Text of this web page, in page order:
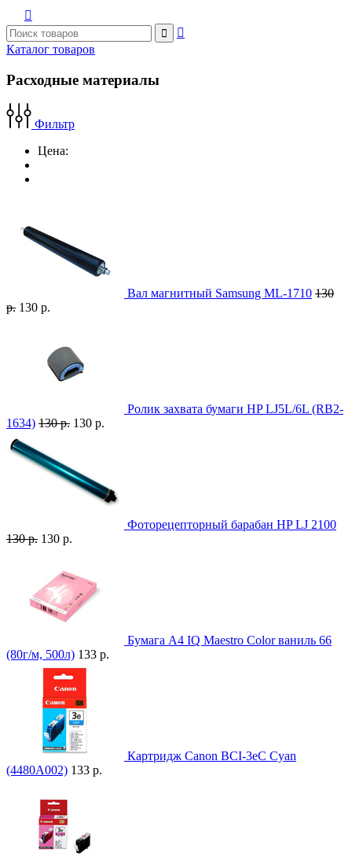



Каталог товаров
Расходные материалы
Фильтр
Цена:
Вал магнитный Samsung ML-1710 130
р. 130 р.
Ролик захвата бумаги HP LJ5L/6L (RB2-
1634) 130 р. 130 р.
Фоторецепторный барабан HP LJ 2100
130 р. 130 р.
Бумага A4 IQ Maestro Color ваниль 66
(80г/м, 500л) 133 р.
Картридж Canon BCI-3eC Cyan
(4480A002) 133 р.